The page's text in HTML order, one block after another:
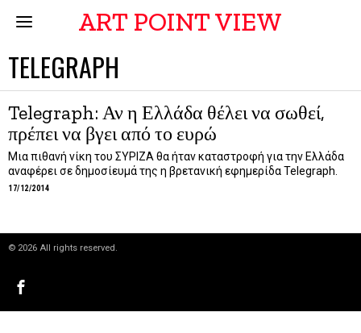
ART POINT VIEW
TELEGRAPH
Telegraph: Αν η Ελλάδα θέλει να σωθεί,
πρέπει να βγει από το ευρώ
Μια πιθανή νίκη του ΣΥΡΙΖΑ θα ήταν καταστροφή για την Ελλάδα
αναφέρει σε δημοσίευμά της η βρετανική εφημερίδα Telegraph.
17/12/2014
© 2026 All rights reserved.